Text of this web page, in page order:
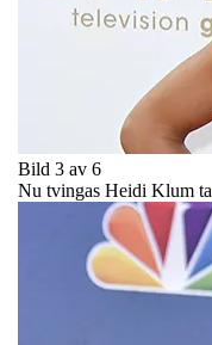
Bild 3 av 6
Nu tvingas Heidi Klum